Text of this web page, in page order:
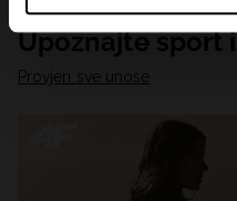
Upoznajte sport
Provjeri sve unose